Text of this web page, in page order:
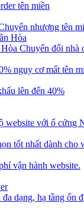
tên miền
nhượng tên
Chuyển đổi nhà
nguy cơ mất tên
lên đến 40%
website với ổ cứng
tốt nhất dành cho
vận hành website.
đa dạng, hạ tầng ổn